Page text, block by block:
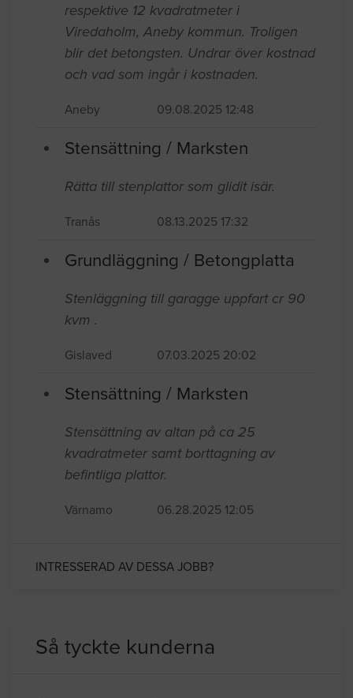
respektive 12 kvadratmeter i
Viredaholm, Aneby kommun. Troligen
blir det betongsten. Undrar över kostnad
och vad som ingår i kostnaden.
Aneby 09.08.2025 12:48
Stensättning / Marksten
Rätta till stenplattor som glidit isär.
Tranås 08.13.2025 17:32
Grundläggning / Betongplatta
Stenläggning till garagge uppfart cr 90
kvm .
Gislaved 07.03.2025 20:02
Stensättning / Marksten
Stensättning av altan på ca 25
kvadratmeter samt borttagning av
befintliga plattor.
Värnamo 06.28.2025 12:05
INTRESSERAD AV DESSA JOBB?
Så tyckte kunderna